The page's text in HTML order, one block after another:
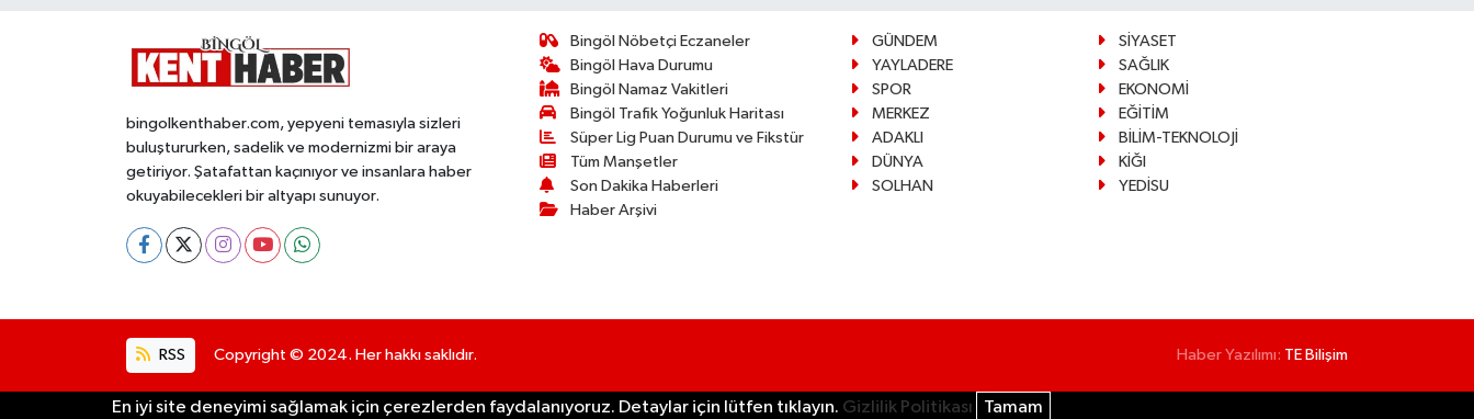
bingolkenthaber.com, yepyeni temasıyla sizleri
buluştururken, sadelik ve modernizmi bir araya
getiriyor. Şatafattan kaçınıyor ve insanlara haber
okuyabilecekleri bir altyapı sunuyor.
Bingöl Nöbetçi Eczaneler
Bingöl Hava Durumu
Bingöl Namaz Vakitleri
Bingöl Trafik Yoğunluk Haritası
Süper Lig Puan Durumu ve Fikstür
Tüm Manşetler
Son Dakika Haberleri
Haber Arşivi
GÜNDEM
SİYASET
YAYLADERE
SAĞLIK
SPOR
EKONOMİ
MERKEZ
EĞİTİM
ADAKLI
BİLİM-TEKNOLOJİ
DÜNYA
KİĞI
SOLHAN
YEDİSU
RSS Copyright © 2024. Her hakkı saklıdır. Haber Yazılımı: TE Bilişim
En iyi site deneyimi sağlamak için çerezlerden faydalanıyoruz. Detaylar için lütfen tıklayın. Gizlilik Politikası Tamam